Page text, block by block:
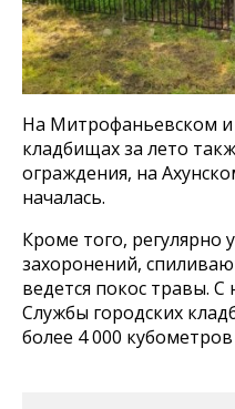
На Митрофаньевском
кладбищах за лето
ограждения, на
началась.
Кроме того, регулярно
захоронений,
ведется покос травы. С
Службы городских
более 4 000